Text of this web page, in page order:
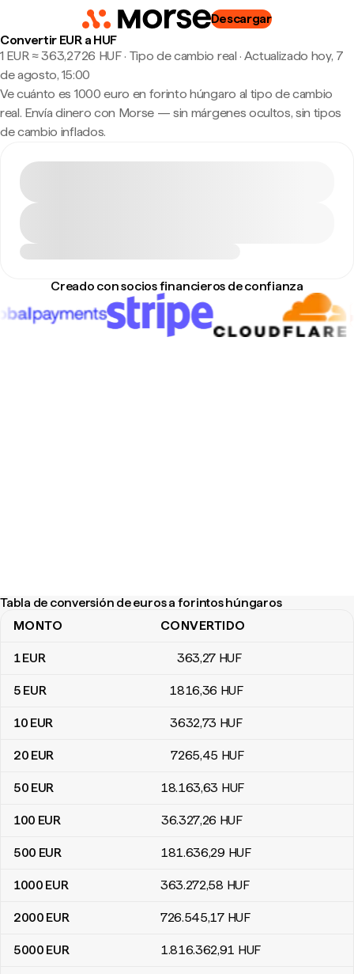
Descargar
Convertir EUR a HUF
1 EUR ≈ 363,2726 HUF · Tipo de cambio real · Actualizado hoy, 7
de agosto, 15:00
Ve cuánto es 1000 euro en forinto húngaro al tipo de cambio
real. Envía dinero con Morse — sin márgenes ocultos, sin tipos
de cambio inflados.
Creado con socios financieros de confianza
Tabla de conversión de euros a forintos húngaros
Tabla de conversión de euros a forintos húngaros
MONTO CONVERTIDO
1EUR 363,27 HUF
5 EUR 1816,36 HUF
10 EUR 3632,73 HUF
20 EUR 7265,45 HUF
50 EUR 18.163,63 HUF
100 EUR 36.327,26 HUF
500 EUR 181.636,29 HUF
1000 EUR 363.272,58 HUF
2000 EUR 726.545,17 HUF
5000 EUR 1.816.362,91 HUF